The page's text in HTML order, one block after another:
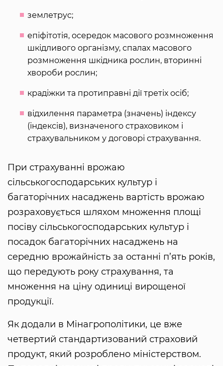
землетрус;
епіфітотія, осередок масового розмноження
шкідливого організму, спалах масового
розмноження шкідника рослин, вторинні
хвороби рослин;
крадіжки та протиправні дії третіх осіб;
відхилення параметра (значень) індексу
(індексів), визначеного страховиком і
страхувальником у договорі страхування.
При страхуванні врожаю
сільськогосподарських культур і
багаторічних насаджень вартість врожаю
розраховується шляхом множення площі
посіву сільськогосподарських культур і
посадок багаторічних насаджень на
середню врожайність за останні п’ять років,
що передують року страхування, та
множення на ціну одиниці вирощеної
продукції.
Як додали в Мінагрополітики, це вже
четвертий стандартизований страховий
продукт, який розроблено міністерством.